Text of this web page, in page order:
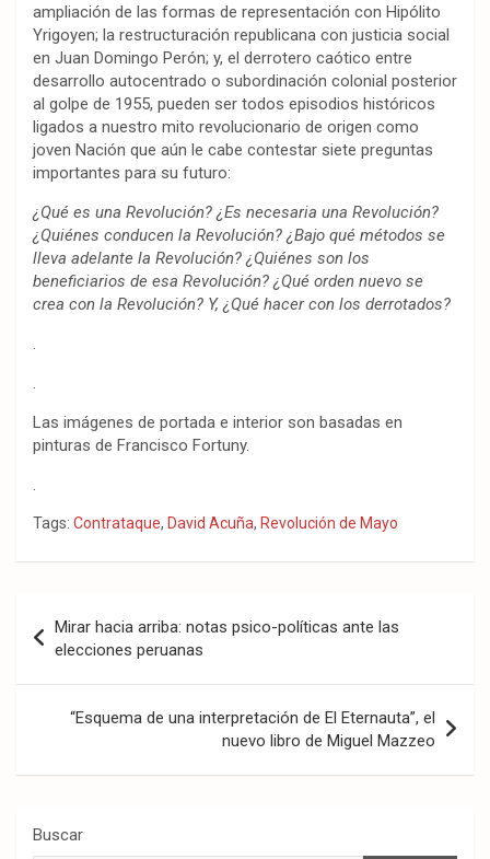
ampliación de las formas de representación con Hipólito
Yrigoyen; la restructuración republicana con justicia social
en Juan Domingo Perón; y, el derrotero caótico entre
desarrollo autocentrado o subordinación colonial posterior
al golpe de 1955, pueden ser todos episodios históricos
ligados a nuestro mito revolucionario de origen como
joven Nación que aún le cabe contestar siete preguntas
importantes para su futuro:
¿Qué es una Revolución? ¿Es necesaria una Revolución?
¿Quiénes conducen la Revolución? ¿Bajo qué métodos se
lleva adelante la Revolución? ¿Quiénes son los
beneficiarios de esa Revolución? ¿Qué orden nuevo se
crea con la Revolución? Y, ¿Qué hacer con los derrotados?
.
.
Las imágenes de portada e interior son basadas en
pinturas de Francisco Fortuny.
.
Tags: Contrataque, David Acuña, Revolución de Mayo
de
entradas
Mirar hacia arriba: notas psico-políticas ante las
elecciones peruanas
“Esquema de una interpretación de El Eternauta”, el
nuevo libro de Miguel Mazzeo
Buscar